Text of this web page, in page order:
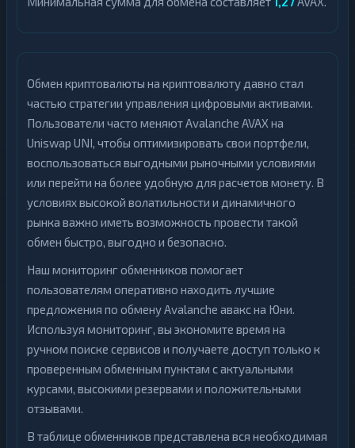
Обмен криптовалюты на криптовалюту давно стал
частью стратегии управления цифровыми активами.
Пользователи часто меняют Avalanche AVAX на
Uniswap UNI, чтобы оптимизировать свои портфели,
воспользоваться выгодными рыночными условиями
или перейти на более удобную для расчетов монету. В
условиях высокой волатильности и динамичного
рынка важно иметь возможность провести такой
обмен быстро, выгодно и безопасно.
Наш мониторинг обменников помогает
пользователям оперативно находить лучшие
предложения по обмену Avalanche авакс на Юни.
Используя мониторинг, вы экономите время на
ручном поиске сервисов и получаете доступ только к
проверенным обменным пунктам с актуальными
курсами, высокими резервами и положительными
отзывами.
В таблице обменников представлена вся необходимая